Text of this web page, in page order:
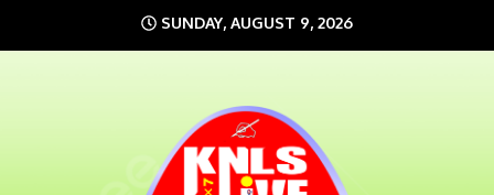
to
SUNDAY, AUGUST 9, 2026